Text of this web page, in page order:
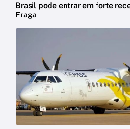
Brasil pode entrar em forte
Fraga